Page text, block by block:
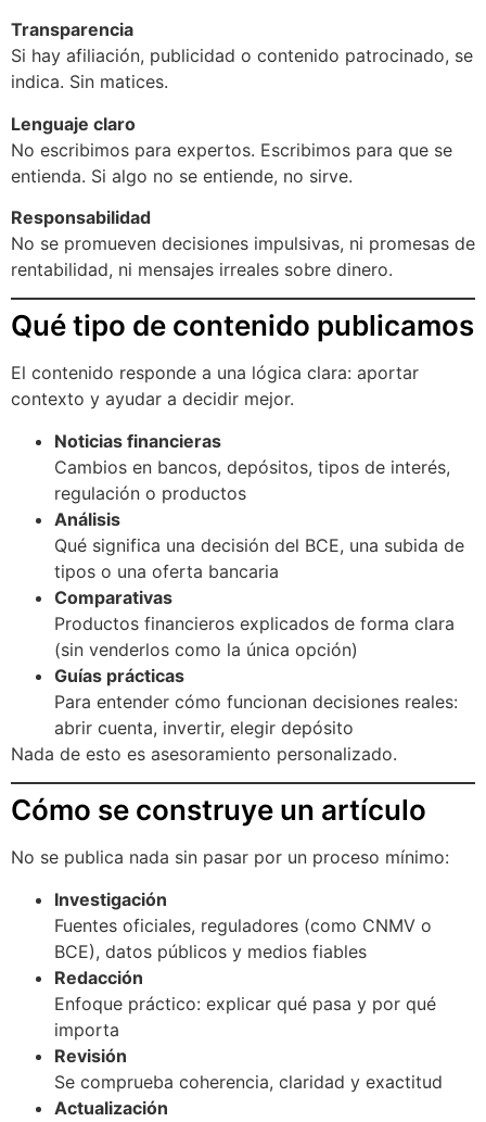
Transparencia
Si hay afiliación, publicidad o contenido patrocinado, se
indica. Sin matices.
Lenguaje claro
No escribimos para expertos. Escribimos para que se
entienda. Si algo no se entiende, no sirve.
Responsabilidad
No se promueven decisiones impulsivas, ni promesas de
rentabilidad, ni mensajes irreales sobre dinero.
Qué tipo de contenido publicamos
El contenido responde a una lógica clara: aportar
contexto y ayudar a decidir mejor.
Noticias financieras
Cambios en bancos, depósitos, tipos de interés,
regulación o productos
Análisis
Qué significa una decisión del BCE, una subida de
tipos o una oferta bancaria
Comparativas
Productos financieros explicados de forma clara
(sin venderlos como la única opción)
Guías prácticas
Para entender cómo funcionan decisiones reales:
abrir cuenta, invertir, elegir depósito
Nada de esto es asesoramiento personalizado.
Cómo se construye un artículo
No se publica nada sin pasar por un proceso mínimo:
Investigación
Fuentes oficiales, reguladores (como CNMV o
BCE), datos públicos y medios fiables
Redacción
Enfoque práctico: explicar qué pasa y por qué
importa
Revisión
Se comprueba coherencia, claridad y exactitud
Actualización